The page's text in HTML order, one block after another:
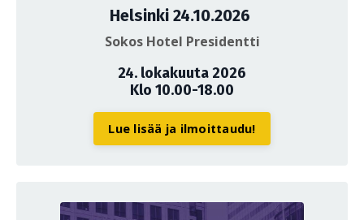
Helsinki 24.10.2026
Sokos Hotel Presidentti
24. lokakuuta 2026
Klo 10.00-18.00
Lue lisää ja ilmoittaudu!